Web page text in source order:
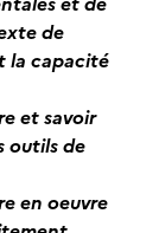
de
la capacité
et savoir
outils de
en oeuvre